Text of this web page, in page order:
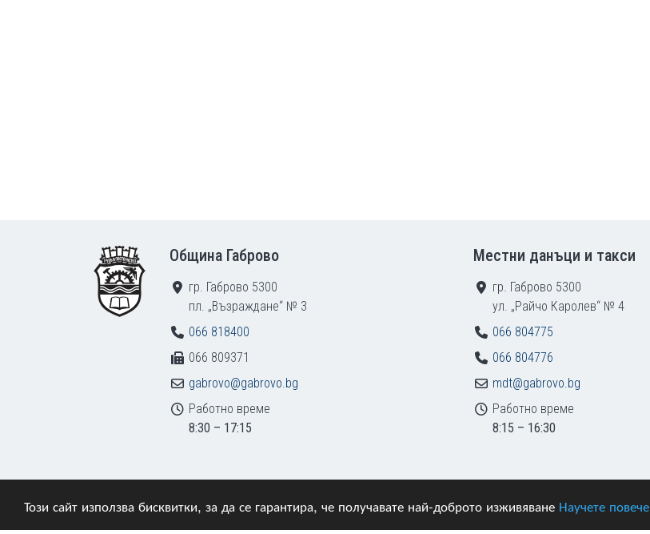
Този сайт използва бисквитки, за да се гарантира, че получавате най-доброто изживяване Научете повече
Община Габрово
гр. Габрово 5300
пл. „Възраждане“ № 3
066 818400
066 809371
gabrovo@gabrovo.bg
Работно време
8:30 – 17:15
Местни данъци и такси
гр. Габрово 5300
ул. „Райчо Каролев“ № 4
066 804775
066 804776
mdt@gabrovo.bg
Работно време
8:15 – 16:30
© 2009–2026 Община Габрово. Всички права запазени.